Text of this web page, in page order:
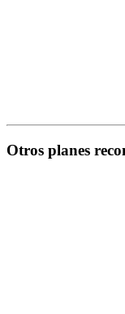
Otros planes